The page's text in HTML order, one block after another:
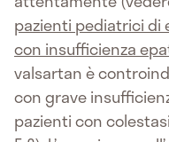
pazienti pediatrici di
con insufficienza
valsartan è
con grave
pazienti con